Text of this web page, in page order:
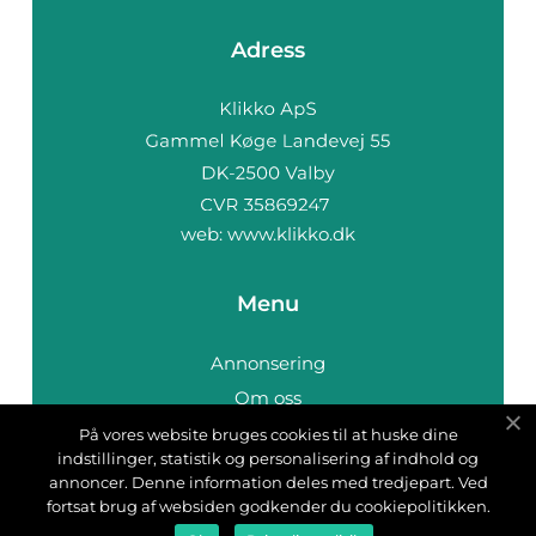
Adress
web: www.klikko.dk
Menu
Annonsering
Om oss
Cookies
Kontakta oss
Sitemap
På vores website bruges cookies til at huske dine
indstillinger, statistik og personalisering af indhold og
annoncer. Denne information deles med tredjepart. Ved
fortsat brug af websiden godkender du cookiepolitikken.